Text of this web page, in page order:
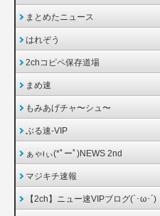
まとめたニュース
はれぞう
2chコピペ保存道場
まめ速
もみあげチャ〜シュ〜
ぶる速-VIP
ぁゃιぃ(*ﾟーﾟ)NEWS 2nd
マジキチ速報
【2ch】ニュー速VIPブログ(`･ω･´)